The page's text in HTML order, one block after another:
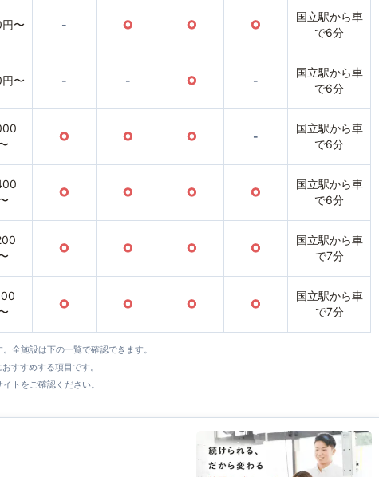
〜 - ○ ○ ○
国立駅から車
で6分
〜 - - ○ -
国立駅から車
で6分
○ ○ ○ -
国立駅から車
で6分
○ ○ ○ ○
国立駅から車
で6分
○ ○ ○ ○
国立駅から車
で7分
○ ○ ○ ○
国立駅から車
で7分
全施設は下の一覧で確認できます。
すすめする項目です。
トをご確認ください。